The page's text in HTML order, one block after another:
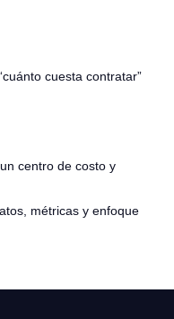
cuesta contratar”
centro de costo y
métricas y enfoque